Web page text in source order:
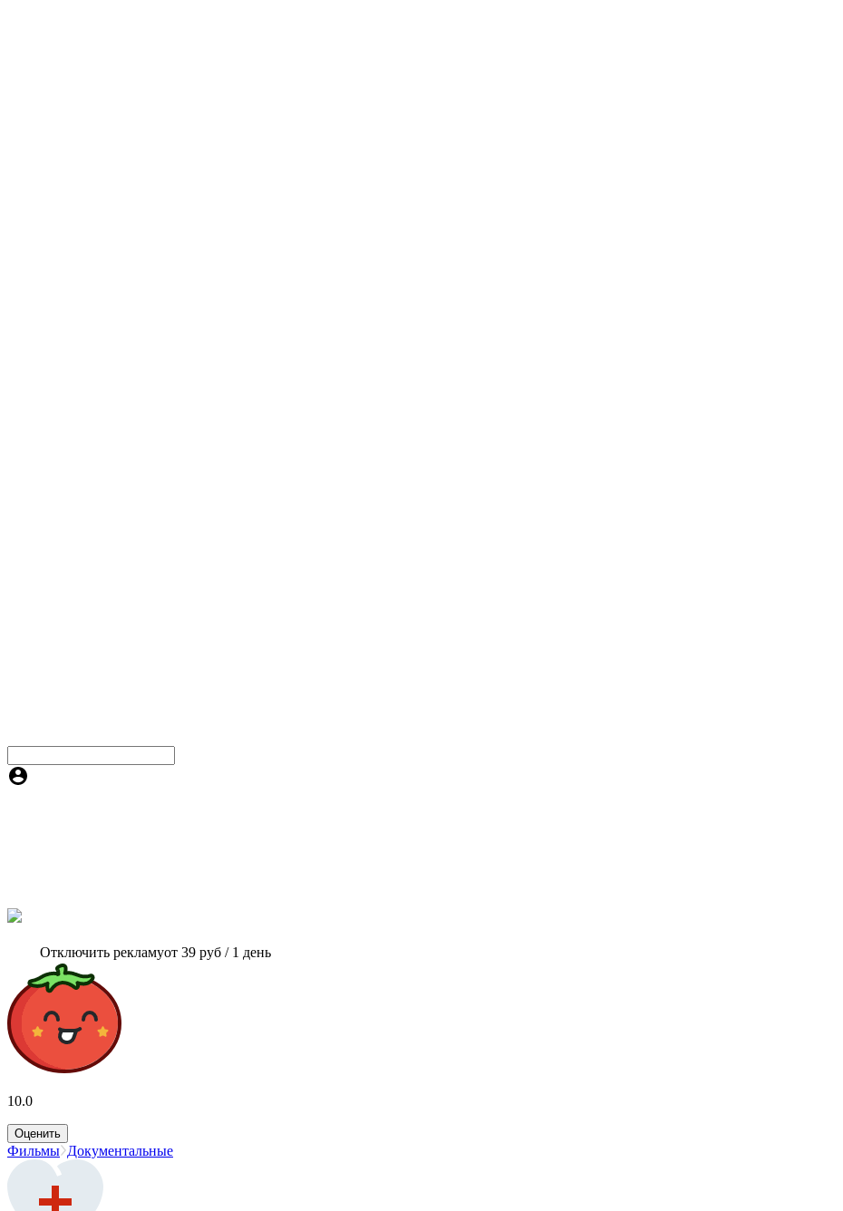
Отключить рекламуот 39 руб / 1 день
10.0
Оценить
Фильмы Документальные